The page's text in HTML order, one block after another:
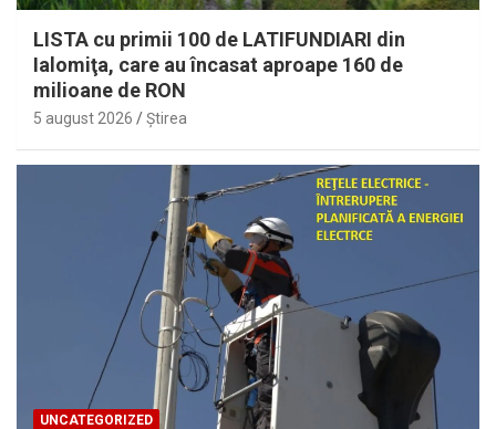
LISTA cu primii 100 de LATIFUNDIARI din
Ialomiţa, care au încasat aproape 160 de
milioane de RON
5 august 2026 Ştirea
UNCATEGORIZED